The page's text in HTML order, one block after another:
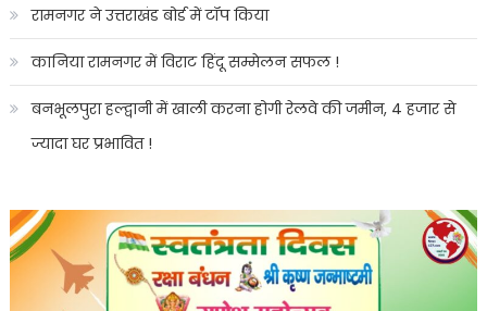
रामनगर ने उत्तराखंड बोर्ड में टॉप किया
कानिया रामनगर में विराट हिंदू सम्मेलन सफल !
बनभूलपुरा हल्द्वानी में खाली करना होगी रेलवे की जमीन, 4 हजार से
ज्यादा घर प्रभावित !